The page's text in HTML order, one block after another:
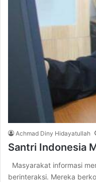
Achmad Diny Hidayatullah
Santri Indonesia
Masyarakat informasi
berinteraksi. Mereka